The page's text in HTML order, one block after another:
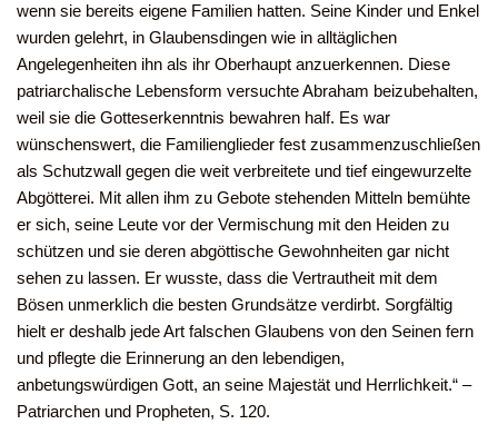
wenn sie bereits eigene Familien hatten. Seine Kinder und Enkel
wurden gelehrt, in Glaubensdingen wie in alltäglichen
Angelegenheiten ihn als ihr Oberhaupt anzuerkennen. Diese
patriarchalische Lebensform versuchte Abraham beizubehalten,
weil sie die Gotteserkenntnis bewahren half. Es war
wünschenswert, die Familienglieder fest zusammenzuschließen
als Schutzwall gegen die weit verbreitete und tief eingewurzelte
Abgötterei. Mit allen ihm zu Gebote stehenden Mitteln bemühte
er sich, seine Leute vor der Vermischung mit den Heiden zu
schützen und sie deren abgöttische Gewohnheiten gar nicht
sehen zu lassen. Er wusste, dass die Vertrautheit mit dem
Bösen unmerklich die besten Grundsätze verdirbt. Sorgfältig
hielt er deshalb jede Art falschen Glaubens von den Seinen fern
und pflegte die Erinnerung an den lebendigen,
anbetungswürdigen Gott, an seine Majestät und Herrlichkeit.“ –
Patriarchen und Propheten, S. 120.